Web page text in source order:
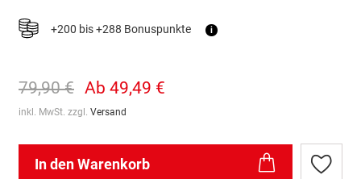
+200 bis +288 Bonuspunkte i
79,90 € Ab 49,49 €
inkl. MwSt. zzgl. Versand
In den Warenkorb
Zur